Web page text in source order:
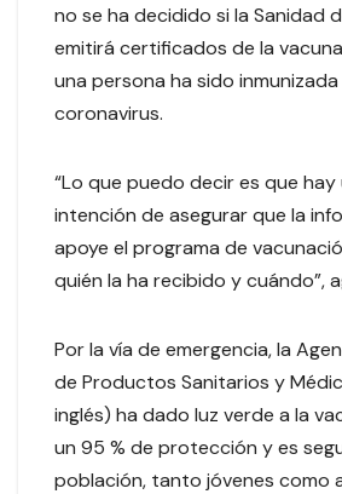
no se ha decidido si la Sanidad
emitirá certificados de la
una persona ha sido
coronavirus.
“Lo que puedo decir es que hay
intención de asegurar que la
apoye el programa de
quién la ha recibido y cuándo”,
Por la vía de emergencia, la
de Productos Sanitarios y
inglés) ha dado luz verde a la
un 95 % de protección y es
población, tanto jóvenes como